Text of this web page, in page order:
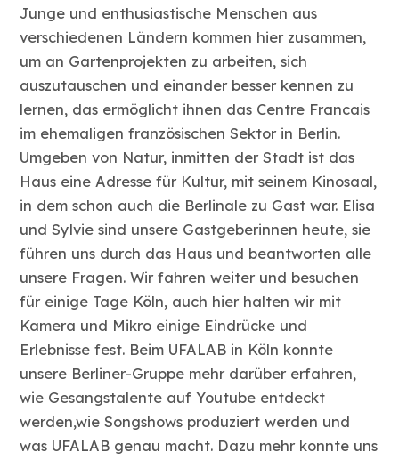
Junge und enthusiastische Menschen aus
verschiedenen Ländern kommen hier zusammen,
um an Gartenprojekten zu arbeiten, sich
auszutauschen und einander besser kennen zu
lernen, das ermöglicht ihnen das Centre Francais
im ehemaligen französischen Sektor in Berlin.
Umgeben von Natur, inmitten der Stadt ist das
Haus eine Adresse für Kultur, mit seinem Kinosaal,
in dem schon auch die Berlinale zu Gast war. Elisa
und Sylvie sind unsere Gastgeberinnen heute, sie
führen uns durch das Haus und beantworten alle
unsere Fragen. Wir fahren weiter und besuchen
für einige Tage Köln, auch hier halten wir mit
Kamera und Mikro einige Eindrücke und
Erlebnisse fest. Beim UFALAB in Köln konnte
unsere Berliner-Gruppe mehr darüber erfahren,
wie Gesangstalente auf Youtube entdeckt
werden,wie Songshows produziert werden und
was UFALAB genau macht. Dazu mehr konnte uns